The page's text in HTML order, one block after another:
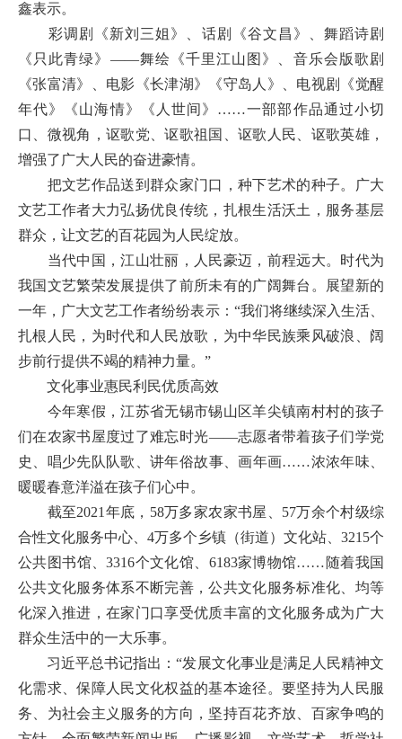
鑫表示。
彩调剧《新刘三姐》、话剧《谷文昌》、舞蹈诗剧
《只此青绿》——舞绘《千里江山图》、音乐会版歌剧
《张富清》、电影《长津湖》《守岛人》、电视剧《觉醒
年代》《山海情》《人世间》……一部部作品通过小切
口、微视角，讴歌党、讴歌祖国、讴歌人民、讴歌英雄，
增强了广大人民的奋进豪情。
把文艺作品送到群众家门口，种下艺术的种子。广大
文艺工作者大力弘扬优良传统，扎根生活沃土，服务基层
群众，让文艺的百花园为人民绽放。
当代中国，江山壮丽，人民豪迈，前程远大。时代为
我国文艺繁荣发展提供了前所未有的广阔舞台。展望新的
一年，广大文艺工作者纷纷表示：“我们将继续深入生活、
扎根人民，为时代和人民放歌，为中华民族乘风破浪、阔
步前行提供不竭的精神力量。”
文化事业惠民利民优质高效
今年寒假，江苏省无锡市锡山区羊尖镇南村村的孩子
们在农家书屋度过了难忘时光——志愿者带着孩子们学党
史、唱少先队队歌、讲年俗故事、画年画……浓浓年味、
暖暖春意洋溢在孩子们心中。
截至2021年底，58万多家农家书屋、57万余个村级综
合性文化服务中心、4万多个乡镇（街道）文化站、3215个
公共图书馆、3316个文化馆、6183家博物馆……随着我国
公共文化服务体系不断完善，公共文化服务标准化、均等
化深入推进，在家门口享受优质丰富的文化服务成为广大
群众生活中的一大乐事。
习近平总书记指出：“发展文化事业是满足人民精神文
化需求、保障人民文化权益的基本途径。要坚持为人民服
务、为社会主义服务的方向，坚持百花齐放、百家争鸣的